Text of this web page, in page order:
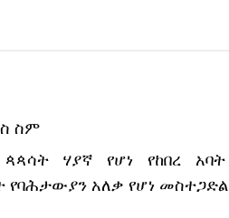
ስም
የባሕታውያን አለቃ የሆነ መስተጋድል